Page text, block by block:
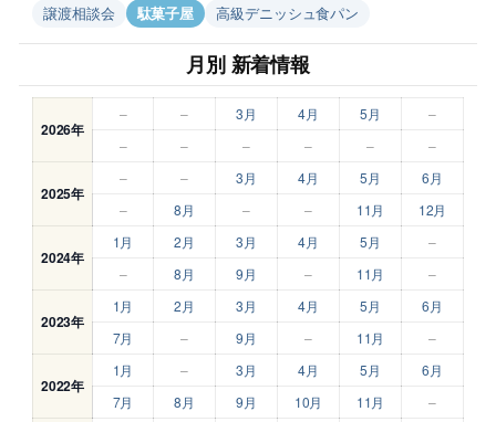
譲渡相談会
駄菓子屋 高級デニッシュ食パン
月別 新着情報
2026年
– – 3月 4月 5月
–
–
– – – – –
2025年
– – 3月 4月 5月
6月
–
8月 – – 11月 12月
2024年
1月 2月 3月 4月 5月
–
–
8月 9月 – 11月 –
2023年
1月 2月 3月 4月 5月
6月
7月
– 9月 – 11月 –
2022年
1月 – 3月 4月 5月
6月
7月
8月 9月 10月 11月 –